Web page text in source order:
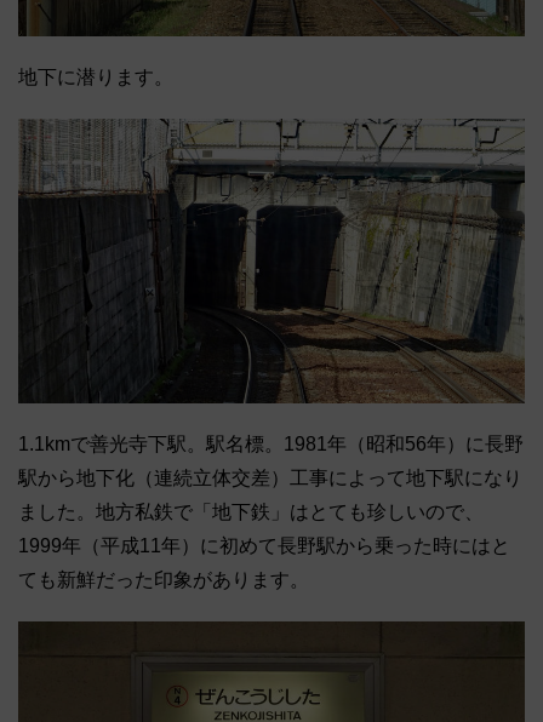
地下に潜ります。
1.1kmで善光寺下駅。駅名標。1981年（昭和56年）に長野
駅から地下化（連続立体交差）工事によって地下駅になり
ました。地方私鉄で「地下鉄」はとても珍しいので、
1999年（平成11年）に初めて長野駅から乗った時にはと
ても新鮮だった印象があります。